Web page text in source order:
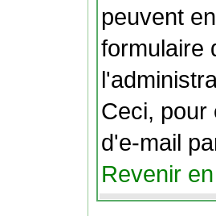
peuvent
formulaire
Ceci, pour
d'e-mail
Revenir